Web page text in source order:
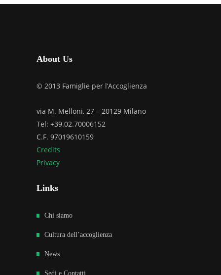
About Us
© 2013 Famiglie per l’Accoglienza
via M. Melloni, 27 – 20129 Milano
Tel: +39.02.70006152
C.F. 97019610159
Credits
Privacy
Links
Chi siamo
Cultura dell’accoglienza
News
Sedi e Contatti